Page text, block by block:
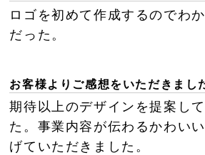
ロゴを初めて作成するのでわ
だった。
お客様よりご感想をいただきまし
期待以上のデザインを提案し
た。事業内容が伝わるかわい
げていただきました。